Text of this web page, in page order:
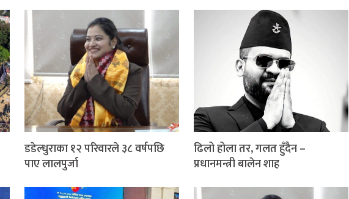
डडेल्धुराका १२ परिवारले ३८ वर्षपछि
पाए लालपुर्जा
ढिलो होला तर, गलत हुँदैन –
प्रधानमन्त्री बालेन शाह